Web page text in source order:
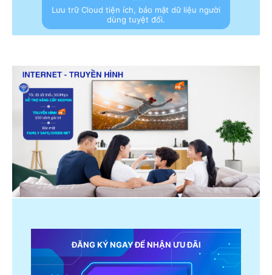
Lưu trữ Cloud tiện ích, bảo mật dữ liệu người
dùng tuyệt đối.
ĐĂNG KÝ NGAY ĐỂ NHẬN ƯU ĐÃI